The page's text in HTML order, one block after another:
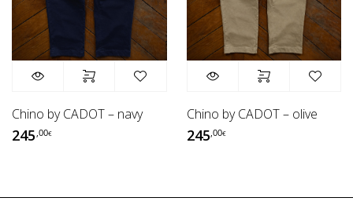
Chino by CADOT – navy
245 ,00€
Chino by CADOT – olive
245,00€